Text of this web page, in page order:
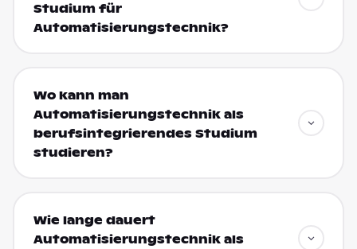
Studium für
Automatisierungstechnik?
Wo kann man
Automatisierungstechnik als
berufsintegrierendes Studium
studieren?
Wie lange dauert
Automatisierungstechnik als